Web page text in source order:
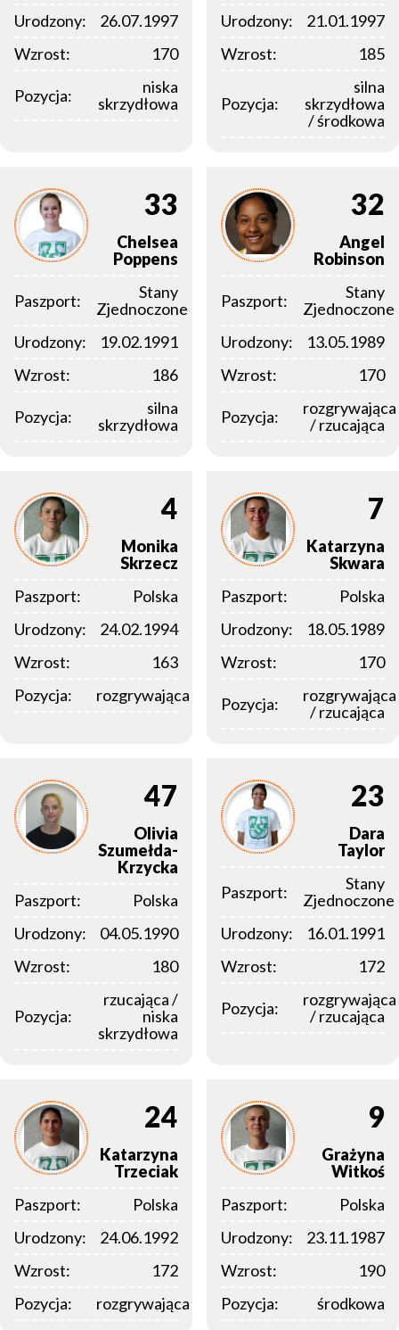
Urodzony:
26.07.1997
Wzrost:
170
Pozycja:
niska
skrzydłowa
Urodzony:
21.01.1997
Wzrost:
185
Pozycja:
silna
skrzydłowa
/ środkowa
33
Chelsea
Poppens
Paszport:
Stany
Zjednoczone
Urodzony:
19.02.1991
Wzrost:
186
Pozycja:
silna
skrzydłowa
32
Angel
Robinson
Paszport:
Stany
Zjednoczone
Urodzony:
13.05.1989
Wzrost:
170
Pozycja:
rozgrywająca
/ rzucająca
4
Monika
Skrzecz
Paszport:
Polska
Urodzony:
24.02.1994
Wzrost:
163
Pozycja:
rozgrywająca
7
Katarzyna
Skwara
Paszport:
Polska
Urodzony:
18.05.1989
Wzrost:
170
Pozycja:
rozgrywająca
/ rzucająca
47
Olivia
Szumełda-
Krzycka
Paszport:
Polska
Urodzony:
04.05.1990
Wzrost:
180
Pozycja:
rzucająca /
niska
skrzydłowa
23
Dara
Taylor
Paszport:
Stany
Zjednoczone
Urodzony:
16.01.1991
Wzrost:
172
Pozycja:
rozgrywająca
/ rzucająca
24
Katarzyna
Trzeciak
Paszport:
Polska
Urodzony:
24.06.1992
Wzrost:
172
Pozycja:
rozgrywająca
9
Grażyna
Witkoś
Paszport:
Polska
Urodzony:
23.11.1987
Wzrost:
190
Pozycja:
środkowa